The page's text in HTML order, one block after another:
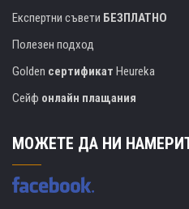
Експертни съвети БЕЗПЛАТНО
Полезен подход
Golden сертификат Heureka
Сейф онлайн плащания
МОЖЕТЕ ДА НИ